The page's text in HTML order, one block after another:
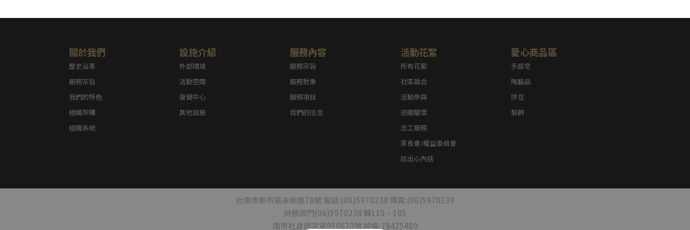
關於我們
歷史沿革
服務宗旨
我們的特色
組織架構
組織系統
設施介紹
外部環境
活動空間
復健中心
其他設施
服務內容
服務宗旨
服務對象
服務項目
我們的信念
活動花絮
所有花絮
社區融合
活動參與
送暖關懷
志工服務
家長會/權益委員會
說出心內話
愛心商品區
手感皂
陶藝品
拼豆
髮飾
台南市新市區永新路78號 電話:(06)5970238 傳真:(06)5970239
財務部門(06)5970238 轉115，185
南市社身證字第950623號 統編:78475489